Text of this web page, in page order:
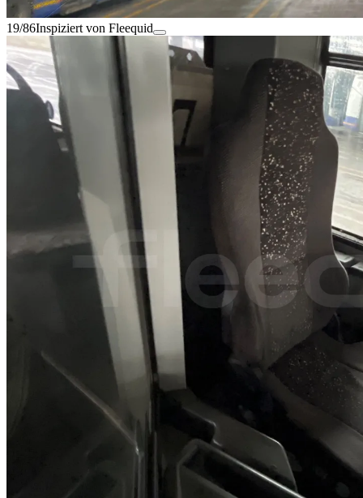
19/86Inspiziert von Fleequid